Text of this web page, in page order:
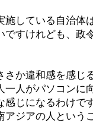
している自治体
ですけれども、政
か違和感を感じ
一人がパソコンに
感じになるわけで
アジアの人という